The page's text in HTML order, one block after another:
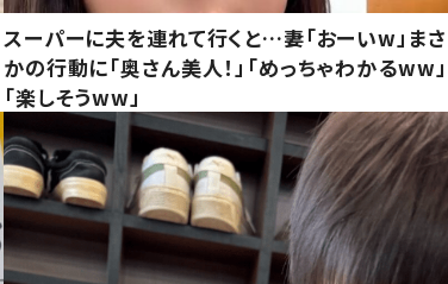
スーパーに夫を連れて行くと…妻「おーいw」まさ
かの行動に「奥さん美人！」「めっちゃわかるww」
「楽しそうww」